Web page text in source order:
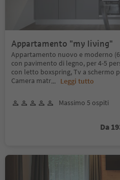
Appartamento "my living"
Appartamento nuovo e moderno
con pavimento di legno, per 4-5
con letto boxspring, Tv a schermo
Camera matr... Leggi tutto
Massimo 5 ospiti
Da